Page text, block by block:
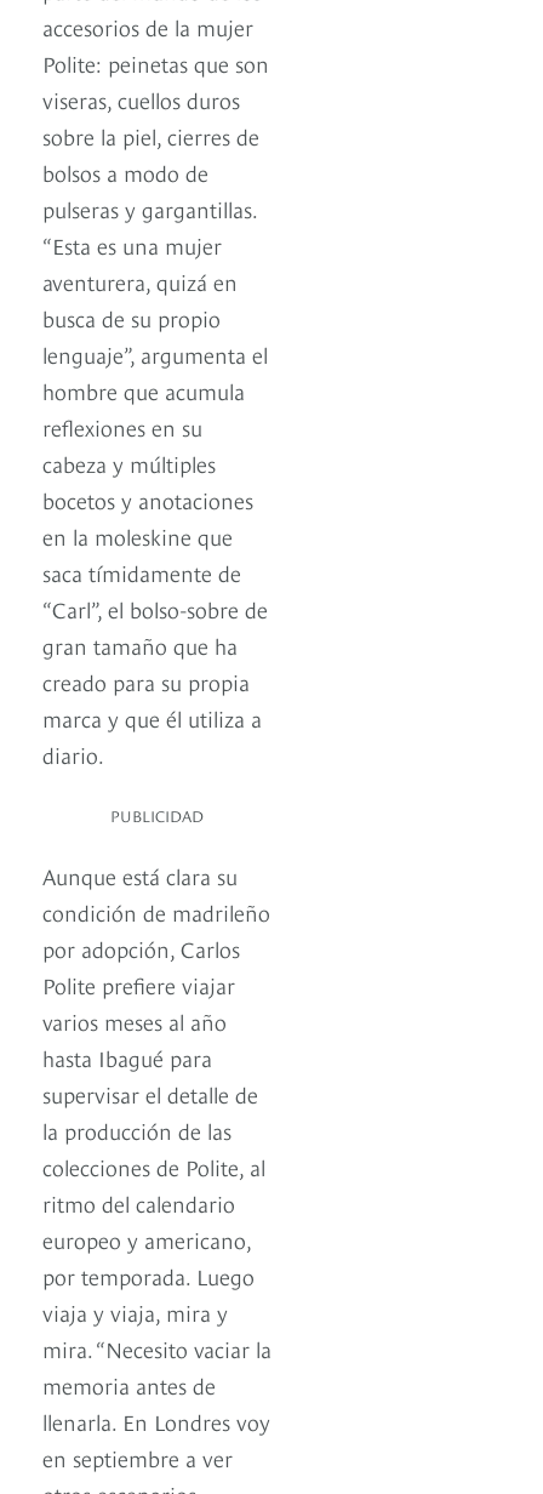
accesorios de la mujer
Polite: peinetas que son
viseras, cuellos duros
sobre la piel, cierres de
bolsos a modo de
pulseras y gargantillas.
“Esta es una mujer
aventurera, quizá en
busca de su propio
lenguaje”, argumenta el
hombre que acumula
reflexiones en su
cabeza y múltiples
bocetos y anotaciones
en la moleskine que
saca tímidamente de
“Carl”, el bolso-sobre de
gran tamaño que ha
creado para su propia
marca y que él utiliza a
diario.
PUBLICIDAD
Aunque está clara su
condición de madrileño
por adopción, Carlos
Polite prefiere viajar
varios meses al año
hasta Ibagué para
supervisar el detalle de
la producción de las
colecciones de Polite, al
ritmo del calendario
europeo y americano,
por temporada. Luego
viaja y viaja, mira y
mira. “Necesito vaciar la
memoria antes de
llenarla. En Londres voy
en septiembre a ver